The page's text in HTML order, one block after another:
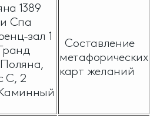
1389
Спа
зал 1
С, 2
Составление
метафорических
карт желаний